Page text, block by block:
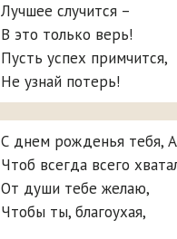
Лучшее случится –
В это только верь!
Пусть успех примчится,
Не узнай потерь!
С днем рожденья тебя,
Чтоб всегда всего
От души тебе желаю,
Чтобы ты, благоухая,